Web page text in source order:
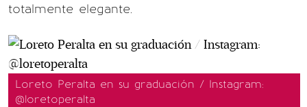
totalmente elegante.
Loreto Peralta en su graduación / Instagram:
@loretoperalta